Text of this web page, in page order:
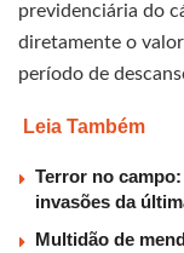
previdenciária do
diretamente o
período de
Leia Também
Terror no
invasões da
Multidão de